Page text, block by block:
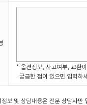
* 옵션정보, 사고여부, 교환
궁금한 점이 있으면 입력하
정보 및 상담내용은 전문 상담사만